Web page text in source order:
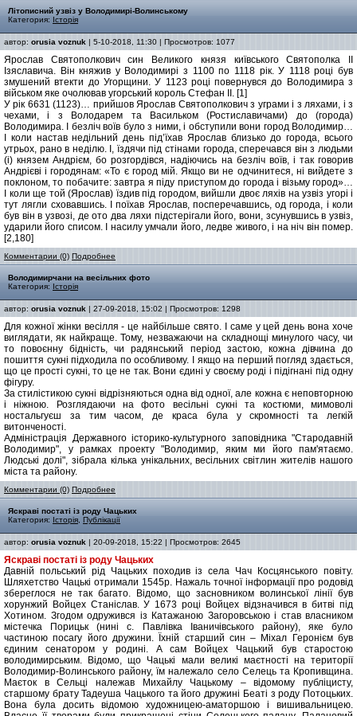
Літописний узвіз у Володимирі-Волинському
Категория: Історія
автор: orusia voznuk | 5-10-2018, 11:30 | Просмотров: 1077
Ярослав Святополкович син Великого князя київського Святополка ІІ
Ізяславича. Він княжив у Володимирі з 1100 по 1118 рік. У 1118 році був
змушений втекти до Угорщини. У 1123 році повернувся до Володимира з
військом яке очолював угорський король Стефан ІІ. [1]
У рік 6631 (1123)… прийшов Ярослав Святополкович з уграми і з ляхами, і з
чехами, і з Володарем та Васильком (Ростиславичами) до (города)
Володимира. І безліч воїв було з ними, і обступили вони город Володимир…
І коли настав недільний день під’їхав Ярослав близько до города, всього
утрьох, рано в неділю. І, їздячи під стінами города, сперечався він з людьми
(і) князем Андрієм, бо розгордівся, надіючись на безліч воїв, і так говорив
Андрієві і городянам: «То є город мій. Якщо ви не одчинитеся, ні вийдете з
поклоном, то побачите: завтра я піду приступом до города і візьму город»…
І коли ще той (Ярослав) їздив під городом, вийшли двоє ляхів на узвіз угорі і
тут лягли сховавшись. І поїхав Ярослав, посперечавшись, од города, і коли
був він в узвозі, де ото два ляхи підстерігали його, вони, зсунувшись в узвіз,
ударили його списом. І насилу умчали його, ледве живого, і на ніч він помер.
[2,180]
Комментарии (0) Подробнее
Володимирчани на весільних фото
Категория: Історія
автор: orusia voznuk | 27-09-2018, 15:02 | Просмотров: 1298
Для кожної жінки весілля - це найбільше свято. І саме у цей день вона хоче
виглядати, як найкраще. Тому, незважаючи на складнощі минулого часу, чи
то повоєнну бідність, чи радянський період застою, кожна дівчина до
пошиття сукні підходила по особливому. І якщо на перший погляд здається,
що це прості сукні, то це не так. Вони єдині у своєму роді і підігнані під одну
фігуру.
За стилістикою сукні відрізняються одна від одної, але кожна є неповторною
і ніжною. Розглядаючи на фото весільні сукні та костюми, мимоволі
ностальгуєш за тим часом, де краса була у скромності та легкій
витонченості.
Адміністрація Державного історико-культурного заповідника "Стародавній
Володимир", у рамках проекту "Володимир, яким ми його пам'ятаємо.
Людські долі", зібрала кілька унікальних, весільних світлин жителів нашого
міста та району.
Комментарии (0) Подробнее
Яскраві постаті із роду Чацьких
Категория: Історія Публікації
автор: orusia voznuk | 20-09-2018, 15:22 | Просмотров: 2645
Яскраві постаті із роду Чацьких
Давній польський рід Чацьких походив із села Чач Косцянського повіту.
Шляхетство Чацькі отримали 1545р. Нажаль точної інформації про родовід
збереглося не так багато. Відомо, що засновником волинської лінії був
хорунжий Войцех Станіслав. У 1673 році Войцех відзначився в битві під
Хотином. Згодом одружився із Катажаною Загоровською і став власником
містечка Порицьк (нині с. Павлівка Іваничівського району), яке було
частиною посагу його дружини. Їхній старший син – Міхал Геронієм був
єдиним сенатором у родині. А сам Войцех Чацький був старостою
володимирським. Відомо, що Чацькі мали великі маєтності на території
Володимир-Волинського району, їм належало село Селець та Кропивщина.
Маєток в Сельці належав Михайлу Чацькому – відомому публіцисту,
старшому брату Тадеуша Чацького та його дружині Беаті з роду Потоцьких.
Вона була досить відомою художницею-аматоршою і вишивальницею.